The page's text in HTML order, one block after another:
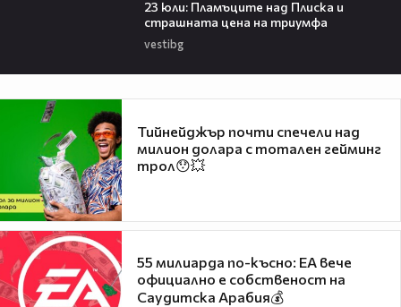
23 юли: Пламъците над Плиска и
страшната цена на триумфа
vestibg
Тийнейджър почти спечели над
милион долара с тотален гейминг
трол😯💥
55 милиарда по-късно: EA вече
официално е собственост на
Саудитска Арабия💰